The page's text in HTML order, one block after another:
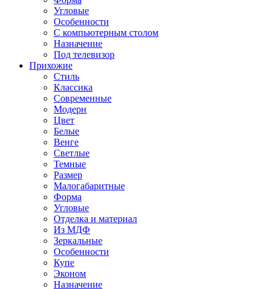
Угловые
Особенности
С компьютерным столом
Назначение
Под телевизор
Прихожие
Стиль
Классика
Современные
Модерн
Цвет
Белые
Венге
Светлые
Темные
Размер
Малогабаритные
Форма
Угловые
Отделка и материал
Из МДФ
Зеркальные
Особенности
Купе
Эконом
Назначение